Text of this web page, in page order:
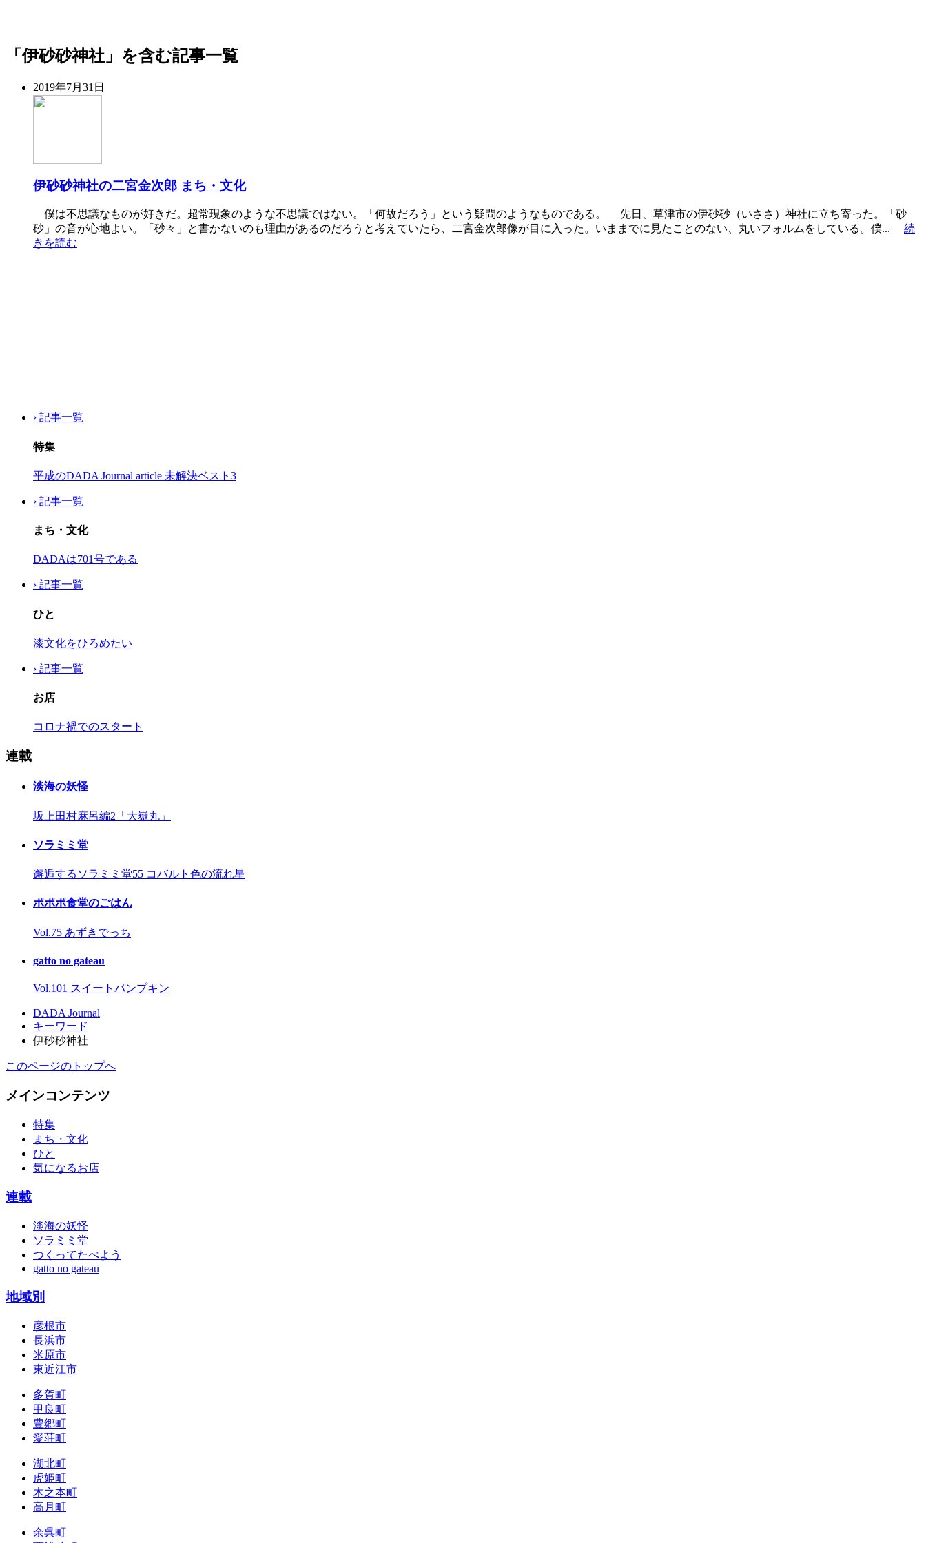
「伊砂砂神社」を含む記事一覧
2019年7月31日
伊砂砂神社の二宮金次郎 まち・文化
僕は不思議なものが好きだ。超常現象のような不思議ではない。「何故だろう」という疑問のようなものである。 先日、草津市の伊砂砂（いささ）神社に立ち寄った。「砂
砂」の音が心地よい。「砂々」と書かないのも理由があるのだろうと考えていたら、二宮金次郎像が目に入った。いままでに見たことのない、丸いフォルムをしている。僕... 続
きを読む
› 記事一覧
特集
平成のDADA Journal article 未解決ベスト3
› 記事一覧
まち・文化
DADAは701号である
› 記事一覧
ひと
漆文化をひろめたい
› 記事一覧
お店
コロナ禍でのスタート
連載
淡海の妖怪
坂上田村麻呂編2「大嶽丸」
ソラミミ堂
邂逅するソラミミ堂55 コバルト色の流れ星
ポポポ食堂のごはん
Vol.75 あずきでっち
gatto no gateau
Vol.101 スイートパンプキン
DADA Journal
キーワード
伊砂砂神社
このページのトップへ
メインコンテンツ
特集
まち・文化
ひと
気になるお店
連載
淡海の妖怪
ソラミミ堂
つくってたべよう
gatto no gateau
地域別
彦根市
長浜市
米原市
東近江市
多賀町
甲良町
豊郷町
愛荘町
湖北町
虎姫町
木之本町
高月町
余呉町